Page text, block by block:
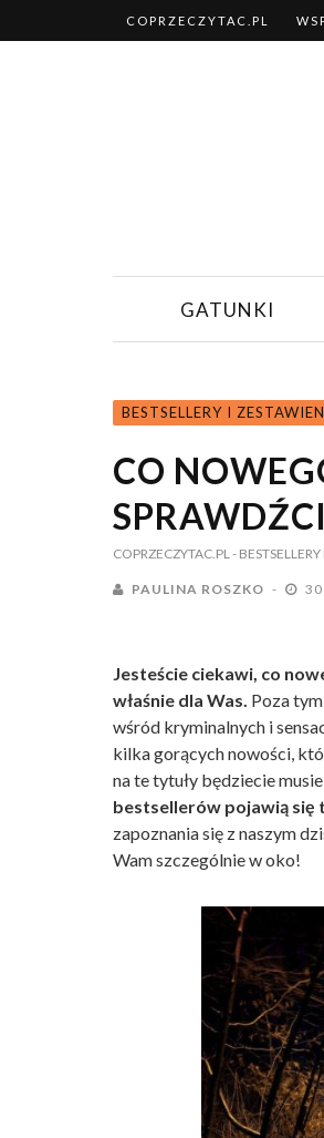
COPRZECZYTAC.PL
GATUNKI
BESTSELLERY I
CO
COPRZECZYTAC.PL-
PAULINA ROSZKO
Jesteście ciekawi, co
właśnie dla Was. Poza
wśród kryminalnych i
kilka gorących nowości,
na te tytuły będziecie
bestsellerów pojawią się
zapoznania się z naszym
Wam szczególnie w oko!